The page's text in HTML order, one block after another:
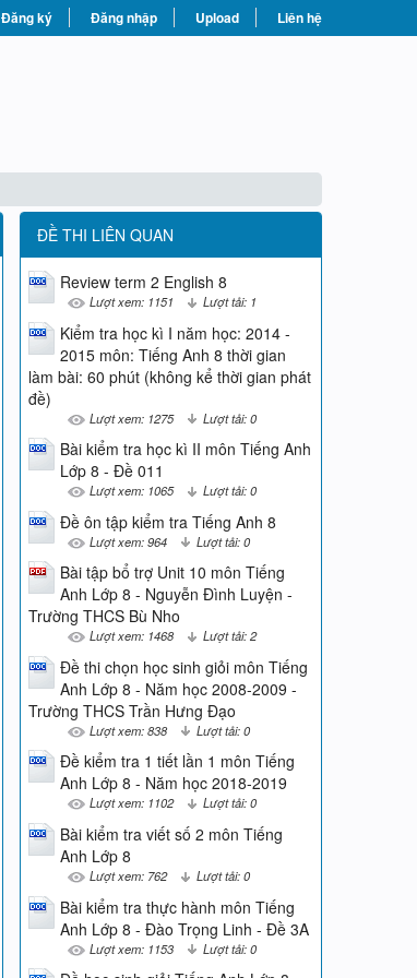
Đăng ký Đăng nhập Upload Liên hệ
ĐỀ THI LIÊN QUAN
Review term 2 English 8
Lượt xem: 1151 Lượt tải: 1
Kiểm tra học kì I năm học: 2014 -
2015 môn: Tiếng Anh 8 thời gian
làm bài: 60 phút (không kể thời gian phát
đề)
Lượt xem: 1275 Lượt tải: 0
Bài kiểm tra học kì II môn Tiếng Anh
Lớp 8 - Đề 011
Lượt xem: 1065 Lượt tải: 0
Đề ôn tập kiểm tra Tiếng Anh 8
Lượt xem: 964 Lượt tải: 0
Bài tập bổ trợ Unit 10 môn Tiếng
Anh Lớp 8 - Nguyễn Đình Luyện -
Trường THCS Bù Nho
Lượt xem: 1468 Lượt tải: 2
Đề thi chọn học sinh giỏi môn Tiếng
Anh Lớp 8 - Năm học 2008-2009 -
Trường THCS Trần Hưng Đạo
Lượt xem: 838 Lượt tải: 0
Đề kiểm tra 1 tiết lần 1 môn Tiếng
Anh Lớp 8 - Năm học 2018-2019
Lượt xem: 1102 Lượt tải: 0
Bài kiểm tra viết số 2 môn Tiếng
Anh Lớp 8
Lượt xem: 762 Lượt tải: 0
Bài kiểm tra thực hành môn Tiếng
Anh Lớp 8 - Đào Trọng Linh - Đề 3A
Lượt xem: 1153 Lượt tải: 0